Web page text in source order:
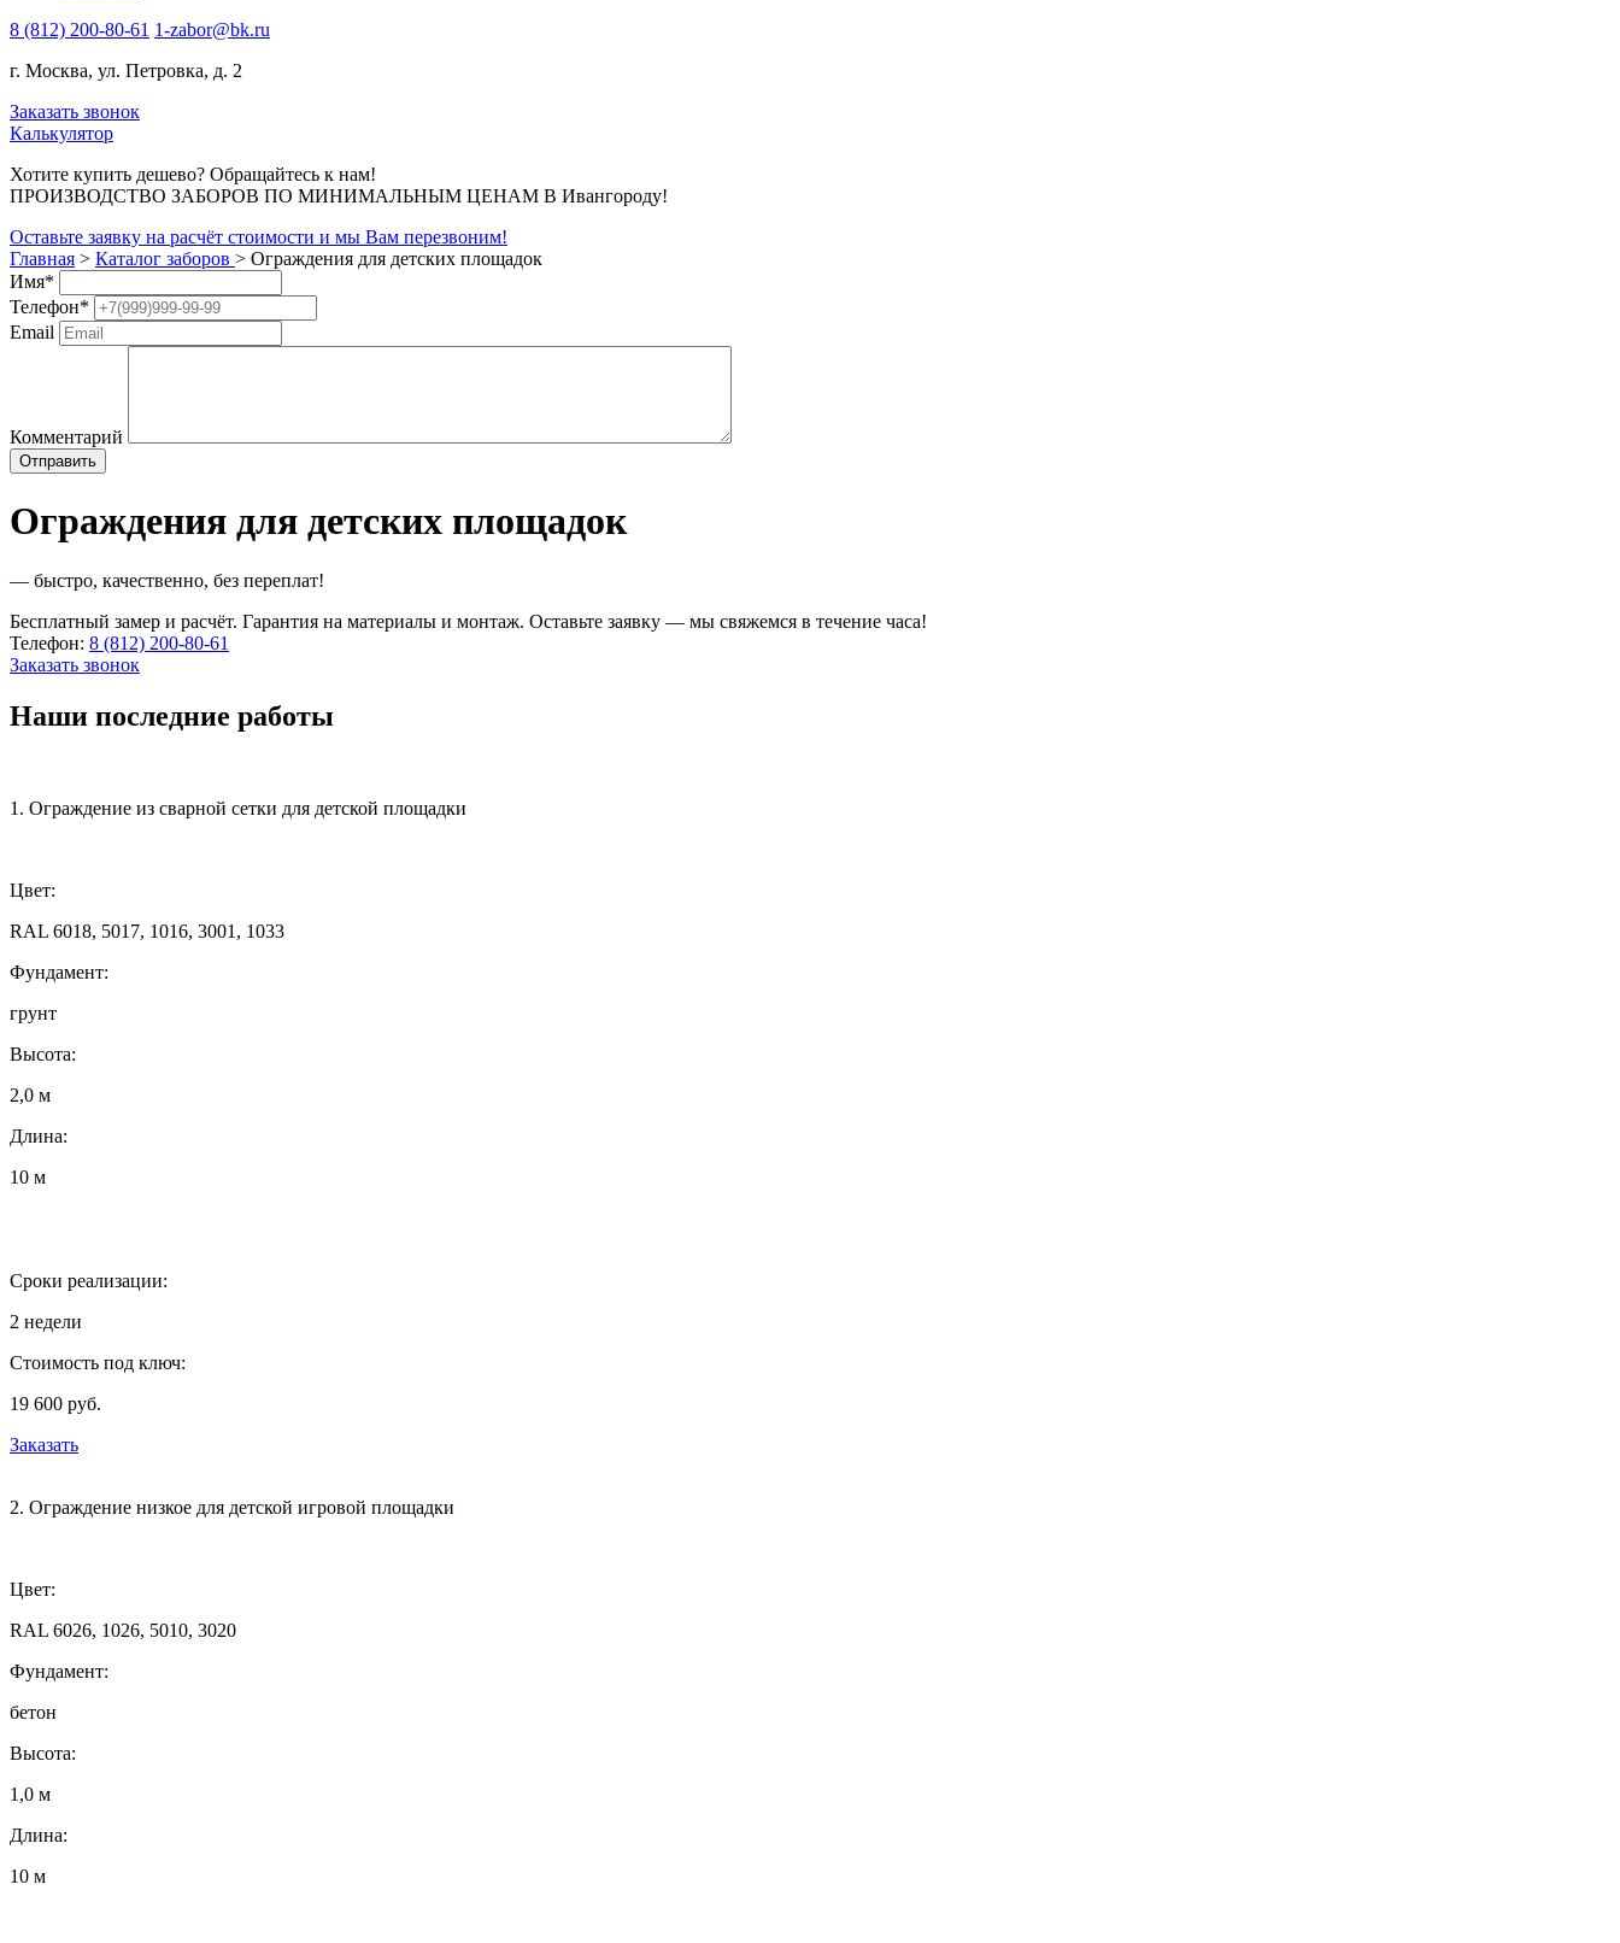
8 (812) 200-80-61 1-zabor@bk.ru
г. Москва, ул. Петровка, д. 2
Заказать звонок
Калькулятор
Хотите купить дешево? Обращайтесь к нам!
ПРОИЗВОДСТВО ЗАБОРОВ ПО МИНИМАЛЬНЫМ ЦЕНАМ В Ивангороду!
Оставьте заявку на расчёт стоимости и мы Вам перезвоним!
Главная > Каталог заборов > Ограждения для детских площадок
Имя*
Телефон*
Email
Комментарий
Ограждения для детских площадок
— быстро, качественно, без переплат!
Бесплатный замер и расчёт. Гарантия на материалы и монтаж. Оставьте заявку — мы свяжемся в течение часа!
Телефон: 8 (812) 200-80-61
Заказать звонок
Наши последние работы
1. Ограждение из сварной сетки для детской площадки
Цвет:
RAL 6018, 5017, 1016, 3001, 1033
Фундамент:
грунт
Высота:
2,0 м
Длина:
10 м
Сроки реализации:
2 недели
Стоимость под ключ:
19 600 руб.
Заказать
2. Ограждение низкое для детской игровой площадки
Цвет:
RAL 6026, 1026, 5010, 3020
Фундамент:
бетон
Высота:
1,0 м
Длина:
10 м